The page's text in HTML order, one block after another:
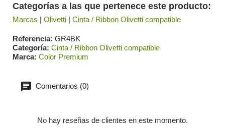
Categorías a las que pertenece este producto:
Marcas | Olivetti | Cinta / Ribbon Olivetti compatible
Referencia GR4BK
Categoría Cinta / Ribbon Olivetti compatible
Marca Color Premium
Comentarios (0)
No hay reseñas de clientes en este momento.